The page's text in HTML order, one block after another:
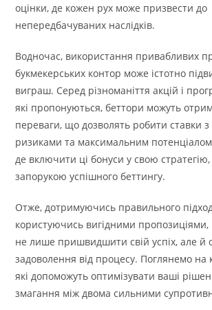
оцінки, де кожен рух може призвести до
непередбачуваних наслідків.
Водночас, використання привабливих
букмекерських контор може істотно
виграш. Серед різноманіття акцій і
які пропонуються, беттори можуть
переваги, що дозволять робити ставки
ризиками та максимальним
де включити ці бонуси у свою стратегію,
запорукою успішного беттингу.
Отже, дотримуючись правильного
користуючись вигідними
не лише пришвидшити свій успіх, але й
задоволення від процесу. Поглянемо на
які допоможуть оптимізувати ваші
змагання між двома сильними